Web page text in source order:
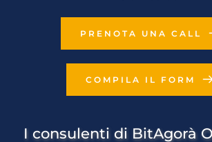
PRENOTA UNA CALL
COMPILA IL FORM
I consulenti di BitAgorà